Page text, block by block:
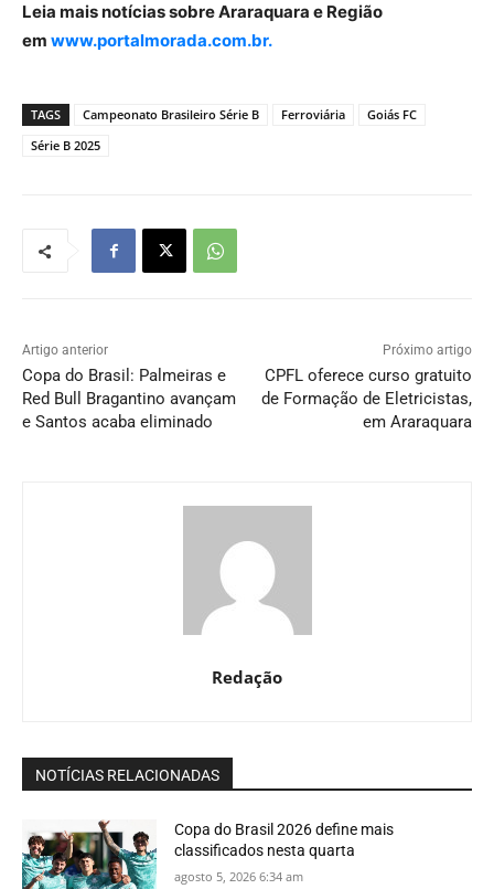
Leia mais notícias sobre Araraquara e Região
em www.portalmorada.com.br.
TAGS Campeonato Brasileiro Série B Ferroviária
Goiás FC
Série B 2025
Artigo anterior
Copa do Brasil: Palmeiras e
Red Bull Bragantino avançam
e Santos acaba eliminado
Próximo artigo
CPFL oferece curso gratuito
de Formação de Eletricistas,
em Araraquara
Redação
NOTÍCIAS RELACIONADAS
Copa do Brasil 2026 define mais
classificados nesta quarta
agosto 5, 2026 6:34 am